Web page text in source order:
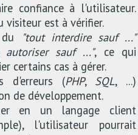
confiance à l'utilisateur.
visiteur est à vérifier.
"tout interdire sauf ..."
autoriser sauf ...", ce qui
certains cas à gérer.
d'erreurs (PHP, SQL, ...)
de développement.
en un langage client
l'utilisateur pourrait